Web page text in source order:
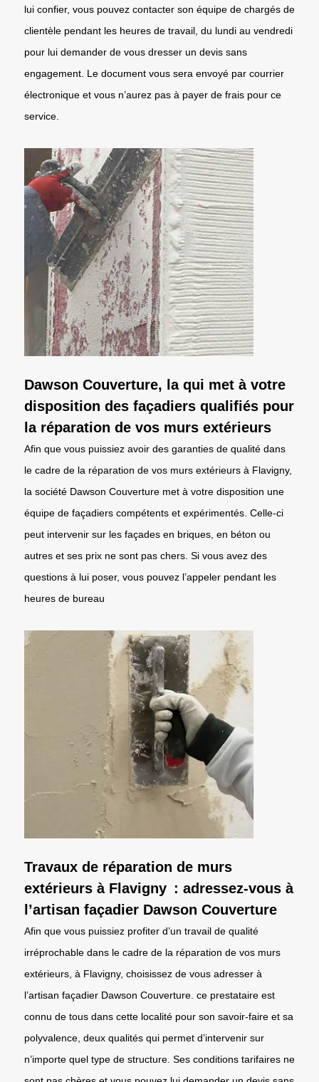
lui confier, vous pouvez contacter son équipe de chargés de
clientèle pendant les heures de travail, du lundi au vendredi
pour lui demander de vous dresser un devis sans
engagement. Le document vous sera envoyé par courrier
électronique et vous n’aurez pas à payer de frais pour ce
service.
Dawson Couverture, la qui met à votre
disposition des façadiers qualifiés pour
la réparation de vos murs extérieurs
Afin que vous puissiez avoir des garanties de qualité dans
le cadre de la réparation de vos murs extérieurs à Flavigny,
la société Dawson Couverture met à votre disposition une
équipe de façadiers compétents et expérimentés. Celle-ci
peut intervenir sur les façades en briques, en béton ou
autres et ses prix ne sont pas chers. Si vous avez des
questions à lui poser, vous pouvez l’appeler pendant les
heures de bureau
Travaux de réparation de murs
extérieurs à Flavigny : adressez-vous à
l’artisan façadier Dawson Couverture
Afin que vous puissiez profiter d’un travail de qualité
irréprochable dans le cadre de la réparation de vos murs
extérieurs, à Flavigny, choisissez de vous adresser à
l’artisan façadier Dawson Couverture. ce prestataire est
connu de tous dans cette localité pour son savoir-faire et sa
polyvalence, deux qualités qui permet d’intervenir sur
n’importe quel type de structure. Ses conditions tarifaires ne